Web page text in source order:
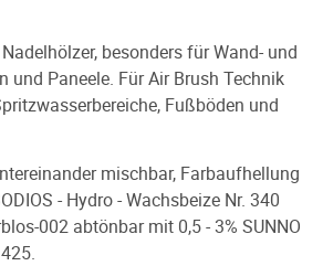
besonders für Wand- und
und Paneele. Für Air Brush Technik
Fußböden und
mischbar, Farbaufhellung
- Hydro - Wachsbeize Nr. 340
002 abtönbar mit 0,5 - 3% SUNNO